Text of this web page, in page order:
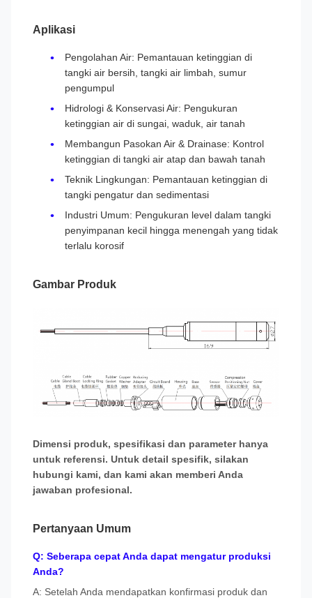
Aplikasi
Pengolahan Air: Pemantauan ketinggian di
tangki air bersih, tangki air limbah, sumur
pengumpul
Hidrologi & Konservasi Air: Pengukuran
ketinggian air di sungai, waduk, air tanah
Membangun Pasokan Air & Drainase: Kontrol
ketinggian di tangki air atap dan bawah tanah
Teknik Lingkungan: Pemantauan ketinggian di
tangki pengatur dan sedimentasi
Industri Umum: Pengukuran level dalam tangki
penyimpanan kecil hingga menengah yang tidak
terlalu korosif
Gambar Produk
Dimensi produk, spesifikasi dan parameter hanya
untuk referensi. Untuk detail spesifik, silakan
hubungi kami, dan kami akan memberi Anda
jawaban profesional.
Pertanyaan Umum
Q: Seberapa cepat Anda dapat mengatur produksi
Anda?
A: Setelah Anda mendapatkan konfirmasi produk dan